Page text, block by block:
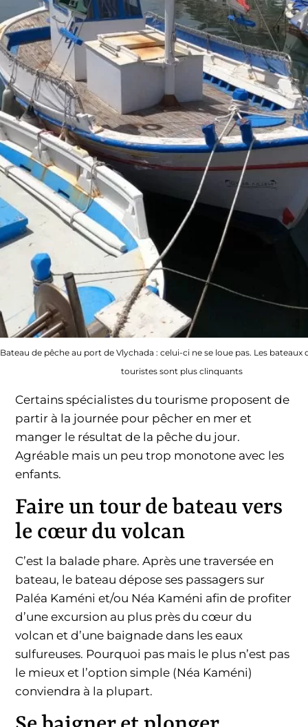
Bateau de pêche au port de Vlychada : celui-ci ne se loue pas. Les bateaux
touristes sont plus clinquants
Certains spécialistes du tourisme proposent de
partir à la journée pour pêcher en mer et
manger le résultat de la pêche du jour.
Agréable mais un peu trop monotone avec les
enfants.
Faire un tour de bateau vers
le cœur du volcan
C’est la balade phare. Après une traversée en
bateau, le bateau dépose ses passagers sur
Paléa Kaméni et/ou Néa Kaméni afin de profiter
d’une excursion au plus près du cœur du
volcan et d’une baignade dans les eaux
sulfureuses. Pourquoi pas mais le plus n’est pas
le mieux et l’option simple (Néa Kaméni)
conviendra à la plupart.